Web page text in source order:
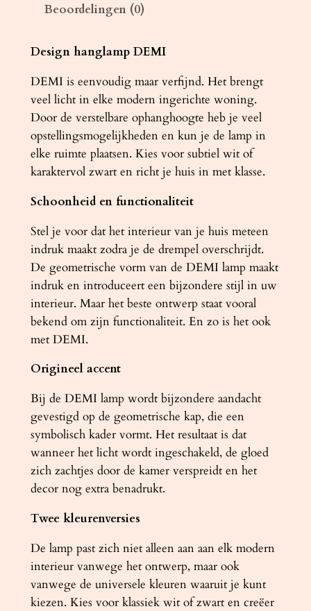
I
w
a
r
t
a
a
t
a
l
Beoordelingen (0)
Design hanglamp DEMI
DEMI is eenvoudig maar verfijnd. Het brengt
veel licht in elke modern ingerichte woning.
Door de verstelbare ophanghoogte heb je veel
opstellingsmogelijkheden en kun je de lamp in
elke ruimte plaatsen. Kies voor subtiel wit of
karaktervol zwart en richt je huis in met klasse.
Schoonheid en functionaliteit
Stel je voor dat het interieur van je huis meteen
indruk maakt zodra je de drempel overschrijdt.
De geometrische vorm van de DEMI lamp maakt
indruk en introduceert een bijzondere stijl in uw
interieur. Maar het beste ontwerp staat vooral
bekend om zijn functionaliteit. En zo is het ook
met DEMI.
Origineel accent
Bij de DEMI lamp wordt bijzondere aandacht
gevestigd op de geometrische kap, die een
symbolisch kader vormt. Het resultaat is dat
wanneer het licht wordt ingeschakeld, de gloed
zich zachtjes door de kamer verspreidt en het
decor nog extra benadrukt.
Twee kleurenversies
De lamp past zich niet alleen aan aan elk modern
interieur vanwege het ontwerp, maar ook
vanwege de universele kleuren waaruit je kunt
kiezen. Kies voor klassiek wit of zwart en creëer